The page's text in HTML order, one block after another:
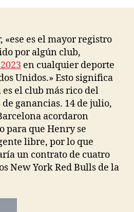
«ese es el mayor registro
por algún club,
en cualquier deporte
Unidos.» Esto significa
es el club más rico del
ganancias. 14 de julio,
acordaron
para que Henry se
libre, por lo que
un contrato de cuatro
New York Red Bulls de la